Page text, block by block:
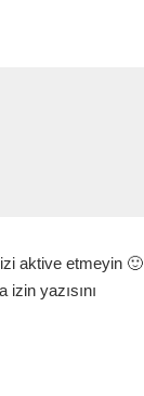
aktive etmeyin 🙂
yazısını